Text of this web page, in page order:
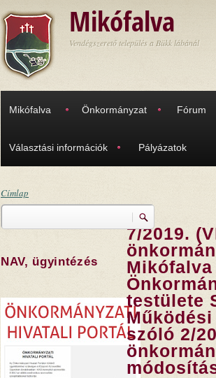
Mikófalva
Vendégszerető település a Bükk lábánál
Mikófalva Önkormányzat Fórum
Választási információk Pályázatok
Címlap
Keresés
NAV, ügyintézés
7/2019.
testülete
szóló 2/